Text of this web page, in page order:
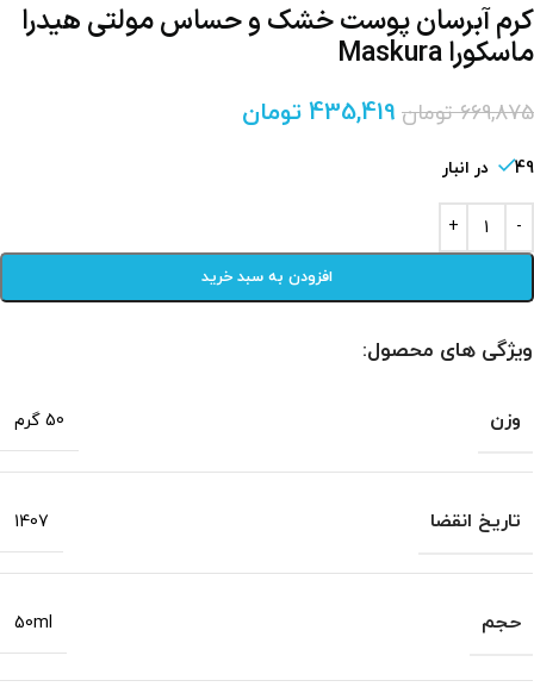
کرم آبرسان پوست خشک و حساس مولتی هیدرا
ماسکورا Maskura
669,875 تومان 435,419 تومان
49 در انبار
افزودن به سبد خرید
ویژگی های محصول:
وزن 50 گرم
تاریخ انقضا 1407
حجم 50ml